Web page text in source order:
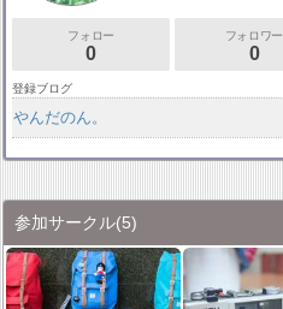
フォロー
0
フォロワー
0
登録ブログ
やんだのん。
参加サークル(5)